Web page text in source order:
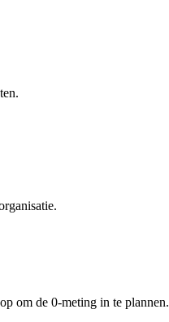
om de 0-meting in te plannen.